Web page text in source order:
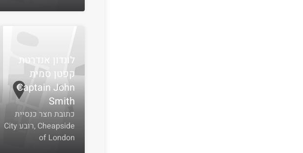
לונדון אנדרטת
קפטן סמית
Captain John
Smith
כתובת חצר כנסיית
Cheapside ,רובע City
of London